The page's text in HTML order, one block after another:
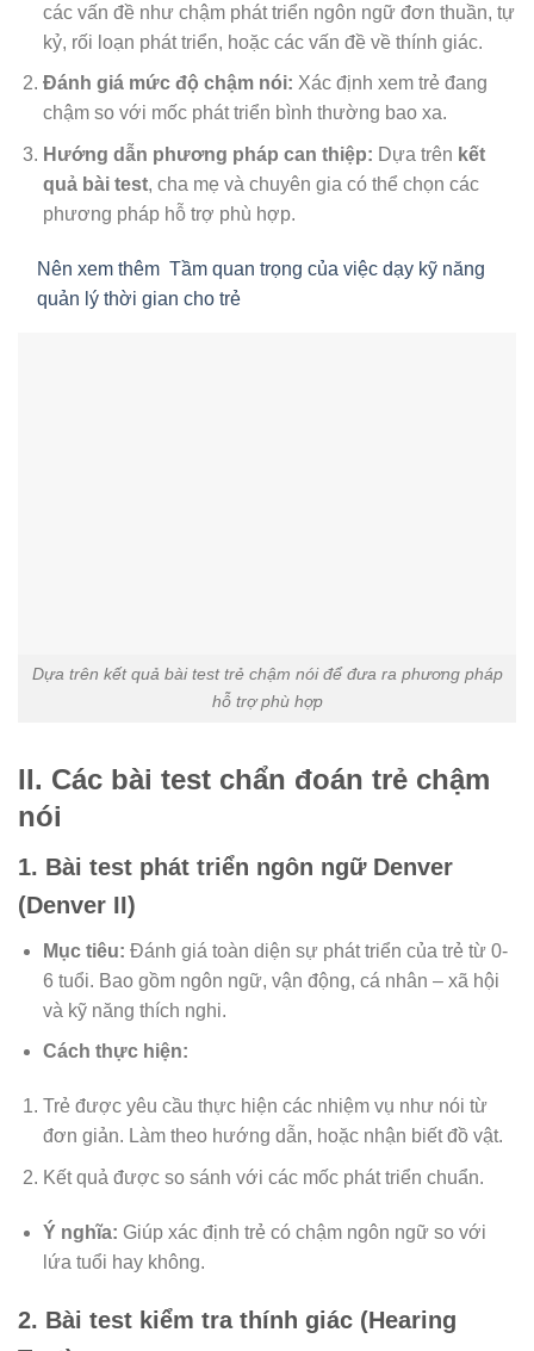
các vấn đề như chậm phát triển ngôn ngữ đơn thuần, tự
kỷ, rối loạn phát triển, hoặc các vấn đề về thính giác.
Đánh giá mức độ chậm nói: Xác định xem trẻ đang
chậm so với mốc phát triển bình thường bao xa.
Hướng dẫn phương pháp can thiệp: Dựa trên kết
quả bài test, cha mẹ và chuyên gia có thể chọn các
phương pháp hỗ trợ phù hợp.
Nên xem thêm Tầm quan trọng của việc dạy kỹ năng
quản lý thời gian cho trẻ
Dựa trên kết quả bài test trẻ chậm nói để đưa ra phương pháp
hỗ trợ phù hợp
II. Các bài test chẩn đoán trẻ chậm
nói
1. Bài test phát triển ngôn ngữ Denver
(Denver II)
Mục tiêu: Đánh giá toàn diện sự phát triển của trẻ từ 0-
6 tuổi. Bao gồm ngôn ngữ, vận động, cá nhân – xã hội
và kỹ năng thích nghi.
Cách thực hiện:
Trẻ được yêu cầu thực hiện các nhiệm vụ như nói từ
đơn giản. Làm theo hướng dẫn, hoặc nhận biết đồ vật.
Kết quả được so sánh với các mốc phát triển chuẩn.
Ý nghĩa: Giúp xác định trẻ có chậm ngôn ngữ so với
lứa tuổi hay không.
2. Bài test kiểm tra thính giác (Hearing